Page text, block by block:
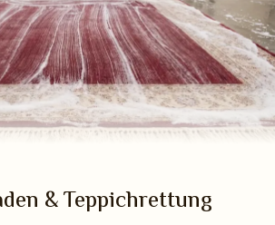
& Teppichrettung